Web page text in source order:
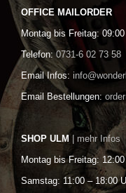
OFFICE MAILORDER
Montag bis Freitag:
Telefon: 0731-6 02 73 58
Email Infos:
Email Bestellungen:
SHOP ULM | mehr Infos
Montag bis Freitag:
Samstag: 11:00 – 18:00